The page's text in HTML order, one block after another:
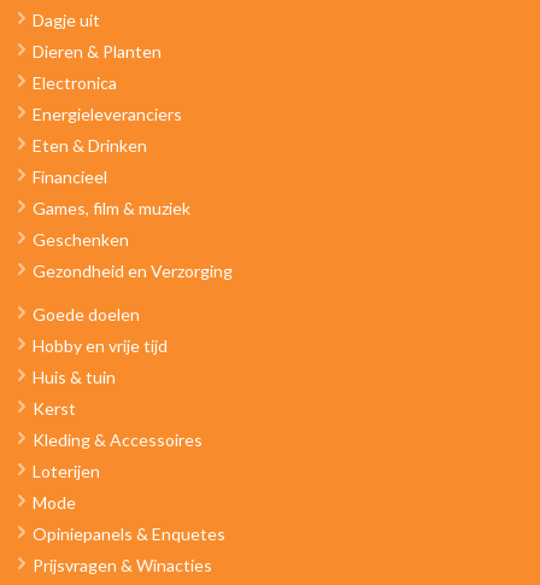
Dagje uit
Dieren & Planten
Electronica
Energieleveranciers
Eten & Drinken
Financieel
Games, film & muziek
Geschenken
Gezondheid en Verzorging
Goede doelen
Hobby en vrije tijd
Huis & tuin
Kerst
Kleding & Accessoires
Loterijen
Mode
Opiniepanels & Enquetes
Prijsvragen & Winacties